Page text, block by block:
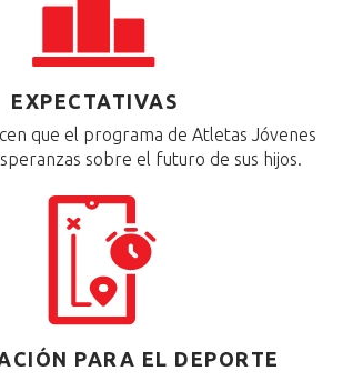
EXPECTATIVAS
que el programa de Atletas Jóvenes
sobre el futuro de sus hijos.
PARA EL DEPORTE